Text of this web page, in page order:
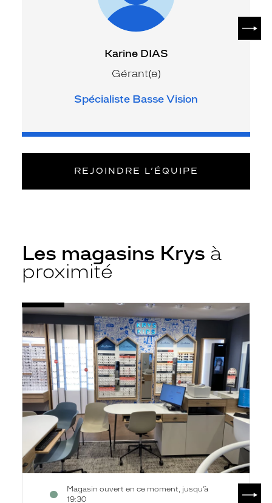
Karine DIAS
Gérant(e)
Spécialiste Basse Vision
REJOINDRE L’ÉQUIPE
Les magasins Krys à
proximité
Opticien
Orléans
-
République
-
Krys
Magasin ouvert en ce moment, jusqu’à
19:30
Voir
la
fiche